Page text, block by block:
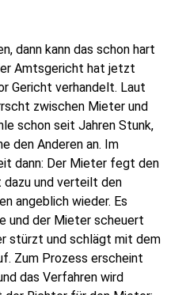
dann kann das schon hart
Amtsgericht hat jetzt
Gericht verhandelt. Laut
zwischen Mieter und
schon seit Jahren Stunk,
den Anderen an. Im
dann: Der Mieter fegt den
dazu und verteilt den
angeblich wieder. Es
und der Mieter scheuert
stürzt und schlägt mit dem
Zum Prozess erscheint
das Verfahren wird